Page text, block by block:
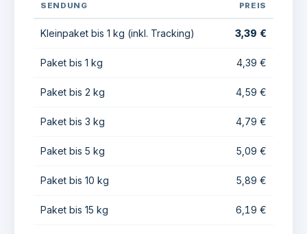
SENDUNG PREIS
Kleinpaket bis 1 kg (inkl. Tracking) 3,39 €
Paket bis 1 kg 4,39 €
Paket bis 2 kg 4,59 €
Paket bis 3 kg 4,79 €
Paket bis 5 kg 5,09 €
Paket bis 10 kg 5,89 €
Paket bis 15 kg 6,19 €